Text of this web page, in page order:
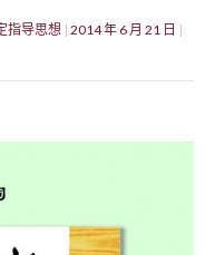
指导思想 2014 年 6 月 21 日